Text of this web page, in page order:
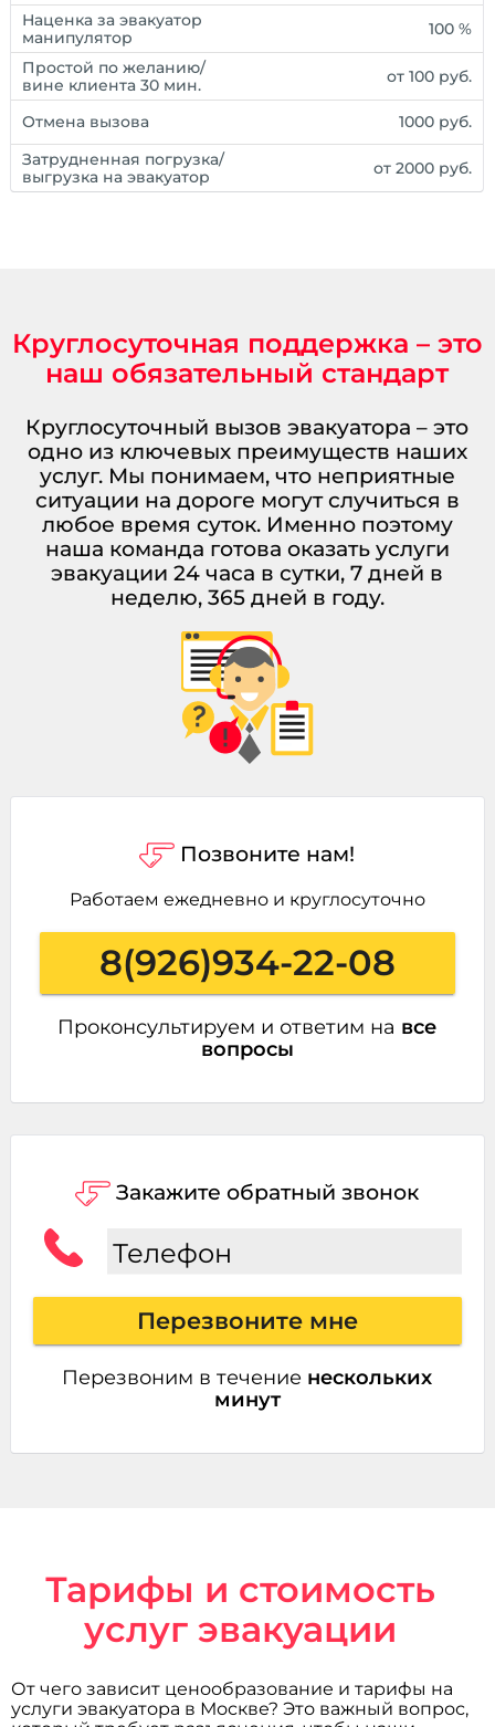
Наценка за эвакуатор
манипулятор
100 %
Простой по желанию/
вине клиента 30 мин.
от 100 руб.
Отмена вызова 1000 руб.
Затрудненная погрузка/
выгрузка на эвакуатор
от 2000 руб.
Круглосуточная поддержка – это
наш обязательный стандарт
Круглосуточный вызов эвакуатора – это
одно из ключевых преимуществ наших
услуг. Мы понимаем, что неприятные
ситуации на дороге могут случиться в
любое время суток. Именно поэтому
наша команда готова оказать услуги
эвакуации 24 часа в сутки, 7 дней в
неделю, 365 дней в году.
Позвоните нам!
Работаем ежедневно и круглосуточно
8(926)934-22-08
Проконсультируем и ответим на все
вопросы
Закажите обратный звонок
Телефон
Перезвоните мне
Перезвоним в течение нескольких
минут
Тарифы и стоимость
услуг эвакуации
От чего зависит ценообразование и тарифы на
услуги эвакуатора в Москве? Это важный вопрос,